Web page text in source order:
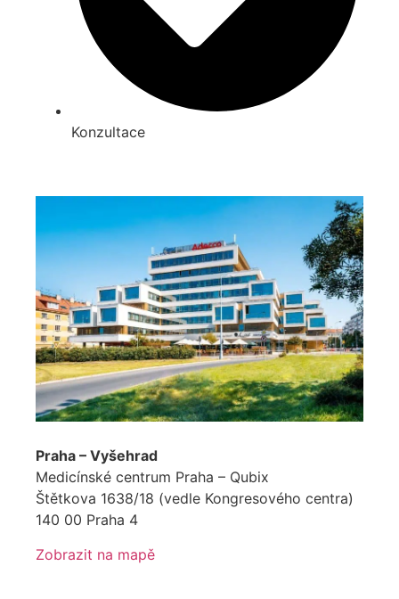
Konzultace
Praha – Vyšehrad
Medicínské centrum Praha – Qubix
Štětkova 1638/18 (vedle Kongresového centra)
140 00 Praha 4
Zobrazit na mapě